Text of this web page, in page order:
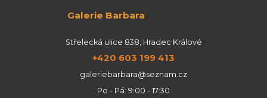
Galerie Barbara
Střelecká ulice 838, Hradec Králové
+420 603 199 413
galeriebarbara@seznam.cz
Po - Pá: 9:00 - 17:30